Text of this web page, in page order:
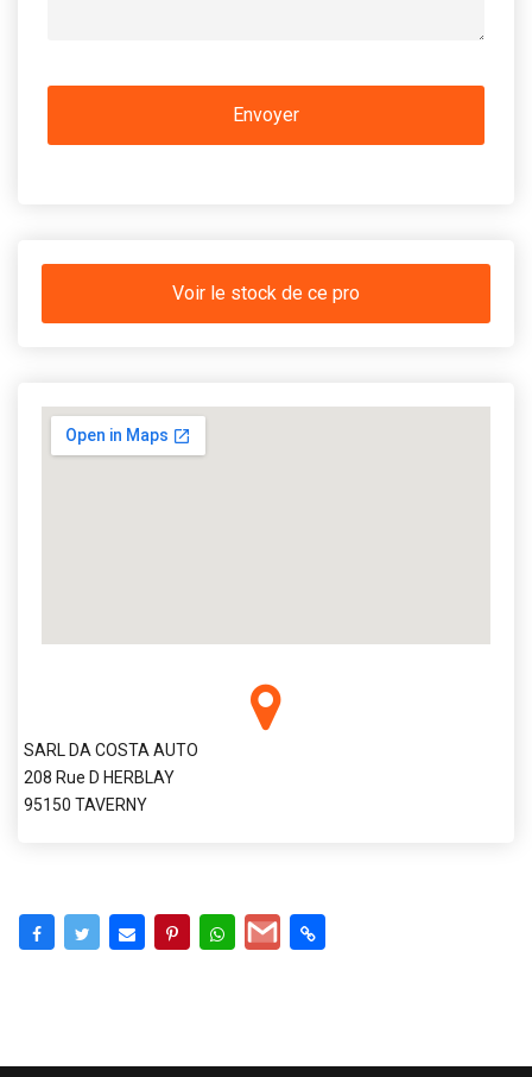
Voir le stock de ce pro
SARL DA COSTA AUTO
208 Rue D HERBLAY
95150 TAVERNY